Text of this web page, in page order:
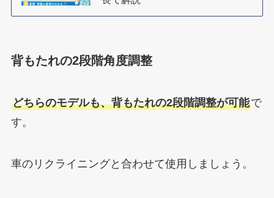
背もたれの2段階角度調整
どちらのモデルも、背もたれの2段階調整が可能で
す。
車のリクライニングと合わせて使用しましょう。